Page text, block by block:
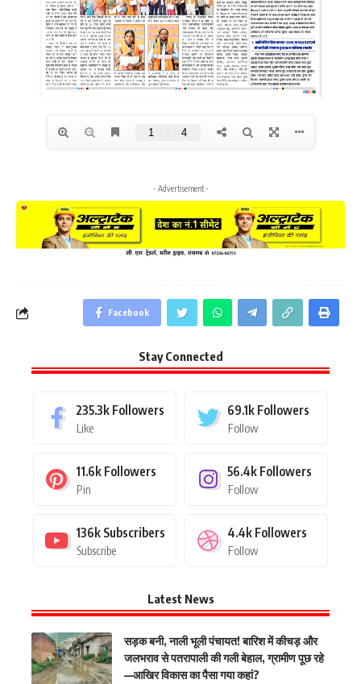
- Advertisement -
Facebook
Stay Connected
235.3k Followers
Like
69.1k Followers
Follow
11.6k Followers
Pin
56.4k Followers
Follow
136k Subscribers
Subscribe
4.4k Followers
Follow
Latest News
सड़क बनी, नाली भूली पंचायत! बारिश में कीचड़ और
जलभराव से पतरापाली की गली बेहाल, ग्रामीण पूछ रहे
—आखिर विकास का पैसा गया कहां?